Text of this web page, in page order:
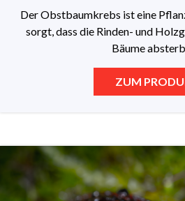
Der Obstbaumkrebs ist eine
sorgt, dass die Rinden- und
Bäume
ZUM